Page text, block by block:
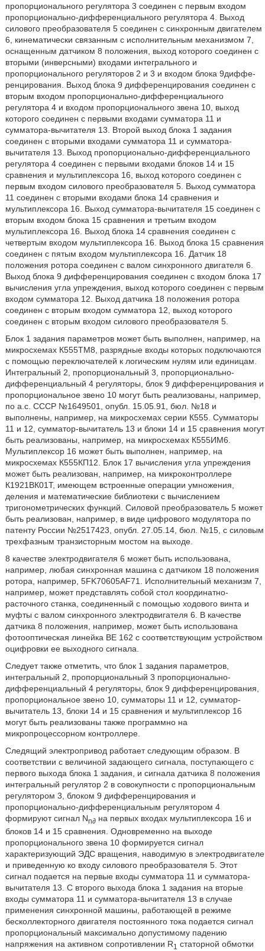
пропорционального регулятора 3 соединен с первым входом
пропорционально-дифференциального регулятора 4. Выход
силового преобразователя 5 соединен с синхронным двигателем
6, кинематически связанным с исполнительным механизмом 7,
оснащенным датчиком 8 положения, выход которого соединен с
вторыми (инверсными) входами интегрального и
пропорционального регуляторов 2 и 3 и входом блока 9диффе-
ренцирования. Выход блока 9 дифференцирования соединен с
вторым входом пропорционально-дифференциального
регулятора 4 и входом пропорционального звена 10, выход
которого соединен с первыми входами сумматора 11 и
сумматора-вычитателя 13. Второй выход блока 1 задания
соединен с вторыми входами сумматора 11 и сумматора-
вычитателя 13. Выход пропорционально-дифференциального
регулятора 4 соединен с первыми входами блоков 14 и 15
сравнения и мультиплексора 16, выход которого соединен с
первым входом силового преобразователя 5. Выход сумматора
11 соединен с вторыми входами блока 14 сравнения и
мультиплексора 16. Выход сумматора-вычитателя 15 соединен с
вторым входом блока 15 сравнения и третьим входом
мультиплексора 16. Выход блока 14 сравнения соединен с
четвертым входом мультиплексора 16. Выход блока 15 сравнения
соединен с пятым входом мультиплексора 16. Датчик 18
положения ротора соединен с валом синхронного двигателя 6.
Выход блока 9 дифференцирования соединен с входом блока 17
вычисления угла упреждения, выход которого соединен с первым
входом сумматора 12. Выход датчика 18 положения ротора
соединен с вторым входом сумматора 12, выход которого
соединен с вторым входом силового преобразователя 5.
Блок 1 задания параметров может быть выполнен, например, на
микросхемах К555ТМ8, разрядные входы которых подключаются
с помощью переключателей к логическим нулям или единицам.
Интегральный 2, пропорциональный 3, пропорционально-
дифференциальный 4 регуляторы, блок 9 дифференцирования и
пропорциональное звено 10 могут быть реализованы, например,
по а.с. СССР №1649501, опубл. 15.05.91, бюл. №18 и
выполнены, например, на микросхемах серии К555. Сумматоры
11 и 12, сумматор-вычитатель 13 и блоки 14 и 15 сравнения могут
быть реализованы, например, на микросхемах К555ИМ6.
Мультиплексор 16 может быть выполнен, например, на
микросхемах К555КП12. Блок 17 вычисления угла упреждения
может быть реализован, например, на микроконтроллере
К1921ВК01Т, имеющем встроенные операции умножения,
деления и математические библиотеки с вычислением
тригонометрических функций. Силовой преобразователь 5 может
быть реализован, например, в виде цифрового модулятора по
патенту России №2517423, опубл. 27.05.14, бюл. №15, с силовым
трехфазным транзисторным мостом на выходе.
8 качестве электродвигателя 6 может быть использована,
например, любая синхронная машина с датчиком 18 положения
ротора, например, 5FK70605AF71. Исполнительный механизм 7,
например, может представлять собой стол координатно-
расточного станка, соединенный с помощью ходового винта и
муфты с валом синхронного электродвигателя 6. В качестве
датчика 8 положения, например, может быть использована
фотооптическая линейка BE 162 с соответствующим устройством
оцифровки ее выходного сигнала.
Следует также отметить, что блок 1 задания параметров,
интегральный 2, пропорциональный 3 пропорционально-
дифференциальный 4 регуляторы, блок 9 дифференцирования,
пропорциональное звено 10, сумматоры 11 и 12, сумматор-
вычитатель 13, блоки 14 и 15 сравнения и мультиплексор 16
могут быть реализованы также программно на
микропроцессорном контроллере.
Следящий электропривод работает следующим образом. В
соответствии с величиной задающего сигнала, поступающего с
первого выхода блока 1 задания, и сигнала датчика 8 положения
интегральный регулятор 2 в совокупности с пропорциональным
регулятором 3, блоком 9 дифференцирования и
пропорционально-дифференциальным регулятором 4
формируют сигнал Nn∂на первых входах мультиплексора 16 и
блоков 14 и 15 сравнения. Одновременно на выходе
пропорционального звена 10 формируется сигнал
характеризующий ЭДС вращения, наводимую в электродвигателе
и приведенную ко входу силового преобразователя 5. Этот
сигнал подается на первые входы сумматора 11 и сумматора-
вычитателя 13. С второго выхода блока 1 задания на вторые
входы сумматора 11 и сумматора-вычитателя 13 в случае
применения синхронной машины, работающей в режиме
бесколлекторного двигателя постоянного тока подается сигнал
пропорциональный максимально допустимому падению
напряжения на активном сопротивлении R1 статорной обмотки